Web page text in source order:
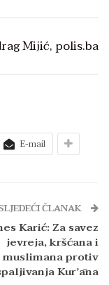
Mijić, polis.ba
E-mail
ČLANAK
Karić: Za savez
jevreja, kršćana i
muslimana protiv
Kurʼāna